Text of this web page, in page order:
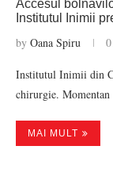
Accesul
Institutul Inimii
by Oana Spiru
Institutul Inimii din
chirurgie.
MAI MULT